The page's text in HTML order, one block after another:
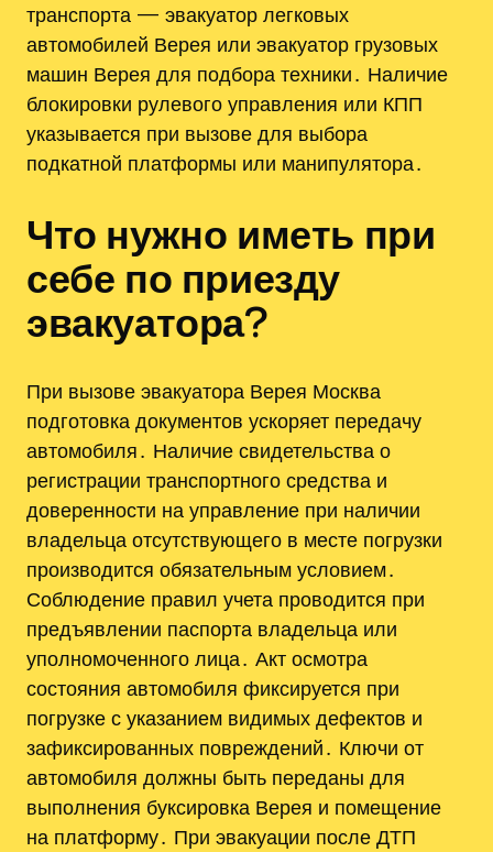
транспорта — эвакуатор легковых
автомобилей Верея или эвакуатор грузовых
машин Верея для подбора техники․ Наличие
блокировки рулевого управления или КПП
указывается при вызове для выбора
подкатной платформы или манипулятора․
Что нужно иметь при
себе по приезду
эвакуатора?
При вызове эвакуатора Верея Москва
подготовка документов ускоряет передачу
автомобиля․ Наличие свидетельства о
регистрации транспортного средства и
доверенности на управление при наличии
владельца отсутствующего в месте погрузки
производится обязательным условием․
Соблюдение правил учета проводится при
предъявлении паспорта владельца или
уполномоченного лица․ Акт осмотра
состояния автомобиля фиксируется при
погрузке с указанием видимых дефектов и
зафиксированных повреждений․ Ключи от
автомобиля должны быть переданы для
выполнения буксировка Верея и помещение
на платформу․ При эвакуации после ДТП